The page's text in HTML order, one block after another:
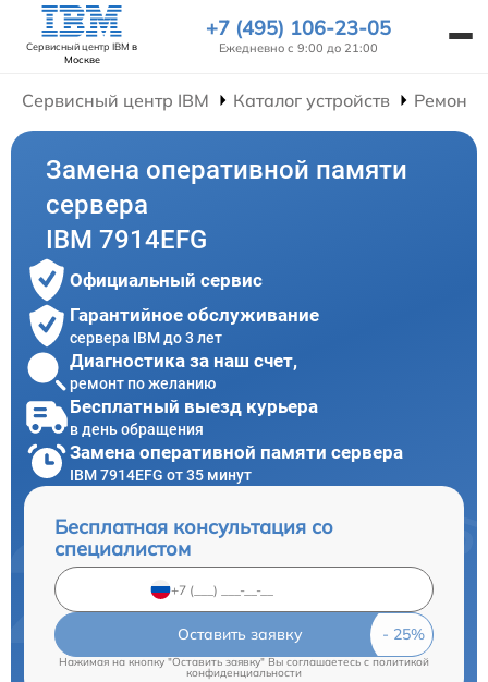
Сервисный центр IBM в
Москве
+7 (495) 106-23-05
Ежедневно с 9:00 до 21:00
Сервисный центр IBM Каталог устройств Ремонт
Замена оперативной памяти
сервера
IBM 7914EFG
Официальный сервис
Гарантийное обслуживание
сервера IBM до 3 лет
Диагностика за наш счет,
ремонт по желанию
Бесплатный выезд курьера
в день обращения
Замена оперативной памяти сервера
IBM 7914EFG от 35 минут
Бесплатная консультация со
специалистом
Оставить заявку
Нажимая на кнопку "Оставить заявку" Вы соглашаетесь c политикой
конфиденциальности